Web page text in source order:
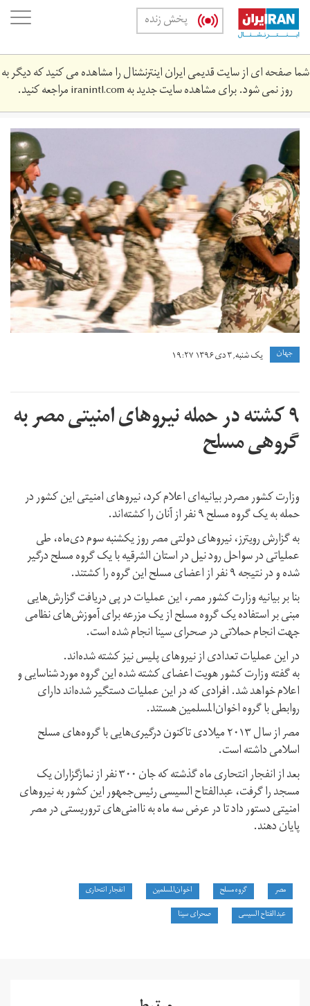
Skip
main
content
پخش زنده
شما صفحه ای از سایت قدیمی ایران اینترنشنال را مشاهده می کنید که دیگر به
روز نمی شود. برای مشاهده سایت جدید بهiranintl.comمراجعه کنید.
egyptians2.jpg
جهان یک شنبه, ۳ دی ۱۳۹۶ ۱۹:۲۷
۹ کشته در حمله نیروهای امنیتی مصر به
گروهی مسلح
وزارت کشور مصردر بیانیه‌ای اعلام کرد، نیروهای امنیتی این کشور در
حمله‌ به یک گروه مسلح ۹ نفر از آنان را کشته‌اند.
به گزارش رویترز، نیروهای دولتی مصر روز یکشنبه سوم دی‌ماه، طی
عملیاتی در سواحل رود نیل در استان الشرقیه با یک گروه مسلح درگیر
شده و در نتیجه ۹ نفر از اعضای مسلح این گروه را کشتند.
بنا بر بیانیه وزارت کشور مصر، این عملیات در پی دریافت گزارش‌هایی
مبنی بر استفاده یک گروه مسلح از یک مزرعه برای آموزش‌های نظامی
جهت انجام حملاتی در صحرای سینا انجام شده است.
در این عملیات تعدادی از نیروهای پلیس نیز کشته شده‌اند.
به گفته وزارت کشور هویت اعضای کشته شده این گروه مورد شناسایی و
اعلام خواهد شد. افرادی که در این عملیات دستگیر شده‌اند دارای
روابطی با گروه اخوان‌المسلمین هستند.
مصر از سال ۲۰۱۳ میلادی تاکنون درگیری‌هایی با گروه‌های مسلح
اسلامی داشته است.
بعد از انفجار انتحاری ماه گذشته که جان ۳۰۰ نفر از نمازگزاران یک
مسجد را گرفت، عبدالفتاح السیسی رئیس‌جمهور این کشور به نیروهای
امنیتی دستور داد تا در عرض سه ماه به ناامنی‌های تروریستی در مصر
پایان دهند.
مصر گروه مسلح اخوان‌المسلمین
انفجار انتحاری
عبدالفتاح السیسی
صحرای سینا